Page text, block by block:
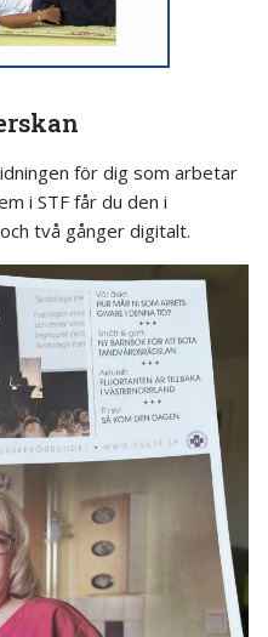
för dig som arbetar
i STF får du den i
två gånger digitalt.